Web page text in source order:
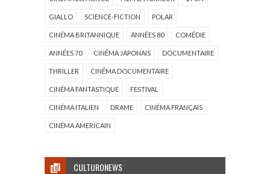
GIALLO SCIENCE-FICTION POLAR
CINÉMA BRITANNIQUE ANNÉES 80 COMÉDIE
ANNÉES 70 CINÉMA JAPONAIS DOCUMENTAIRE
THRILLER CINÉMA DOCUMENTAIRE
CINÉMA FANTASTIQUE FESTIVAL
CINÉMA ITALIEN DRAME CINÉMA FRANÇAIS
CINÉMA AMERICAIN
CULTURONEWS